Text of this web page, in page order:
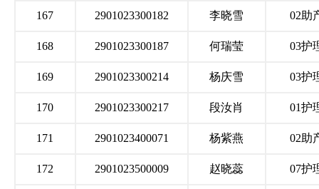
167 2901023300182 李晓雪 02助
168 2901023300187 何瑞莹 03护
169 2901023300214 杨庆雪 03护
170 2901023300217 段汝肖 01护
171 2901023400071 杨紫燕 02助
172 2901023500009 赵晓蕊 07护